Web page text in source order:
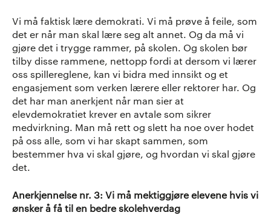
Vi må faktisk lære demokrati. Vi må prøve å feile, som
det er når man skal lære seg alt annet. Og da må vi
gjøre det i trygge rammer, på skolen. Og skolen bør
tilby disse rammene, nettopp fordi at dersom vi lærer
oss spillereglene, kan vi bidra med innsikt og et
engasjement som verken lærere eller rektorer har. Og
det har man anerkjent når man sier at
elevdemokratiet krever en avtale som sikrer
medvirkning. Man må rett og slett ha noe over hodet
på oss alle, som vi har skapt sammen, som
bestemmer hva vi skal gjøre, og hvordan vi skal gjøre
det.
Anerkjennelse nr. 3: Vi må mektiggjøre elevene hvis vi
ønsker å få til en bedre skolehverdag